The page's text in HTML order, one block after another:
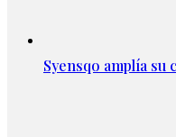
Syensqo amplía su